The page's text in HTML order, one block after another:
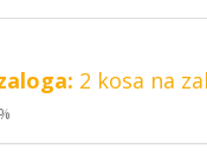
2 kosa na